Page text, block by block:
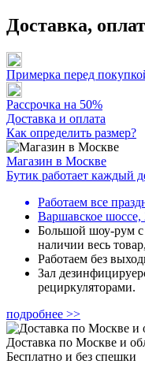
Доставка,
Примерка перед
Рассрочка на 50%
Доставка и оплата
Как определить размер?
Магазин в Москве
Бутик работает каждый
Работаем все
Варшавское шоссе,
Большой шоу-рум
наличии весь
Работаем без
Зал
рециркуляторами.
подробнее >>
Доставка по Москве и
Бесплатно и без спешки